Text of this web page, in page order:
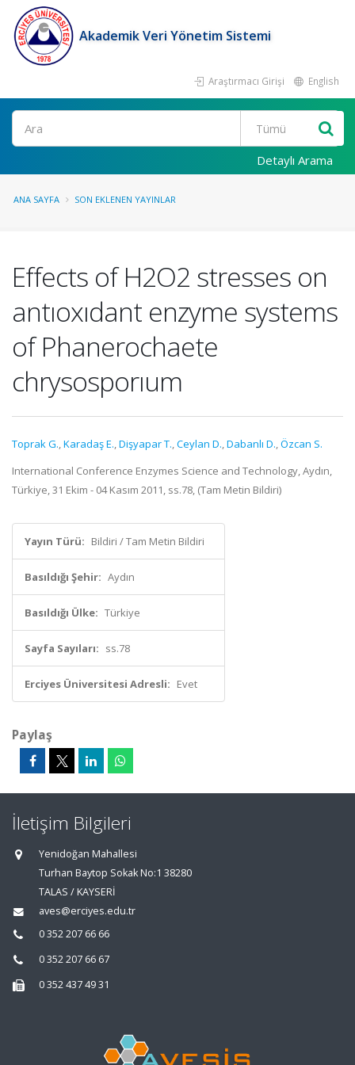
Akademik Veri Yönetim Sistemi
Araştırmacı Girişi English
Ara
Detaylı Arama
ANA SAYFA SON EKLENEN YAYINLAR
Effects of H2O2 stresses on
antıoxıdant enzyme systems
of Phanerochaete
chrysosporıum
Toprak G.,Karadaş E.,Dişyapar T.,Ceylan D.,Dabanlı D.,Özcan S.
International Conference Enzymes Science and Technology, Aydın,
Türkiye, 31 Ekim - 04 Kasım 2011, ss.78, (Tam Metin Bildiri)
Yayın Türü: Bildiri / Tam Metin Bildiri
Basıldığı Şehir: Aydın
Basıldığı Ülke: Türkiye
Sayfa Sayıları: ss.78
Erciyes Üniversitesi Adresli: Evet
Paylaş
İletişim Bilgileri
Yenidoğan Mahallesi
Turhan Baytop Sokak No:1 38280
TALAS / KAYSERİ
aves@erciyes.edu.tr
0 352 207 66 66
0 352 207 66 67
0 352 437 49 31